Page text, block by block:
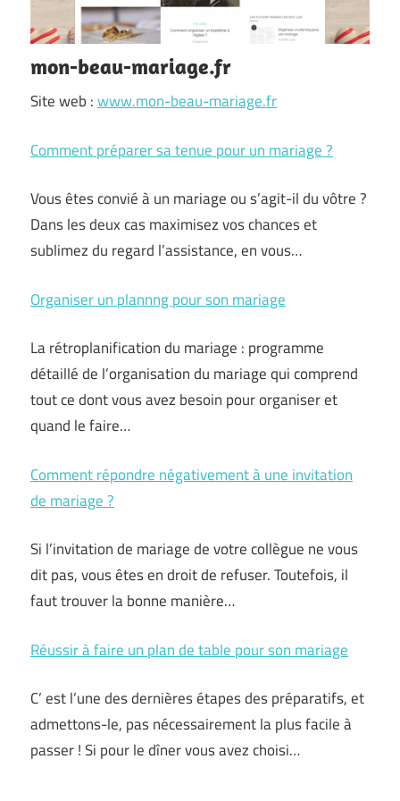
mon-beau-mariage.fr
Site web :www.mon-beau-mariage.fr
Comment préparer sa tenue pour un mariage ?
Vous êtes convié à un mariage ou s’agit-il du vôtre ?
Dans les deux cas maximisez vos chances et
sublimez du regard l’assistance, en vous…
Organiser un plannng pour son mariage
La rétroplanification du mariage : programme
détaillé de l’organisation du mariage qui comprend
tout ce dont vous avez besoin pour organiser et
quand le faire…
Comment répondre négativement à une invitation
de mariage ?
Si l’invitation de mariage de votre collègue ne vous
dit pas, vous êtes en droit de refuser. Toutefois, il
faut trouver la bonne manière…
Réussir à faire un plan de table pour son mariage
C’ est l’une des dernières étapes des préparatifs, et
admettons-le, pas nécessairement la plus facile à
passer ! Si pour le dîner vous avez choisi…